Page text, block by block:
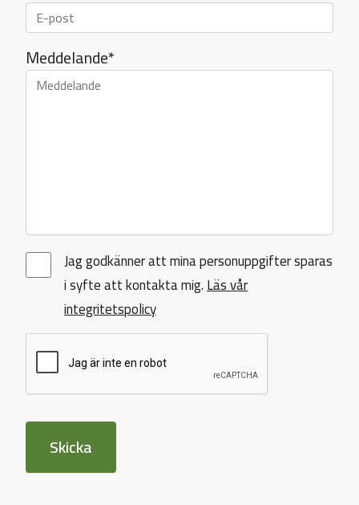
Meddelande*
Jag godkänner att mina personuppgifter sparas
i syfte att kontakta mig.Läs vår
integritetspolicy
Skicka